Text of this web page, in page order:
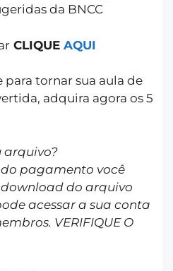
da BNCC
CLIQUE AQUI
para tornar sua aula de
adquira agora os 5
arquivo?
pagamento você
do arquivo
acessar a sua conta
VERIFIQUE O